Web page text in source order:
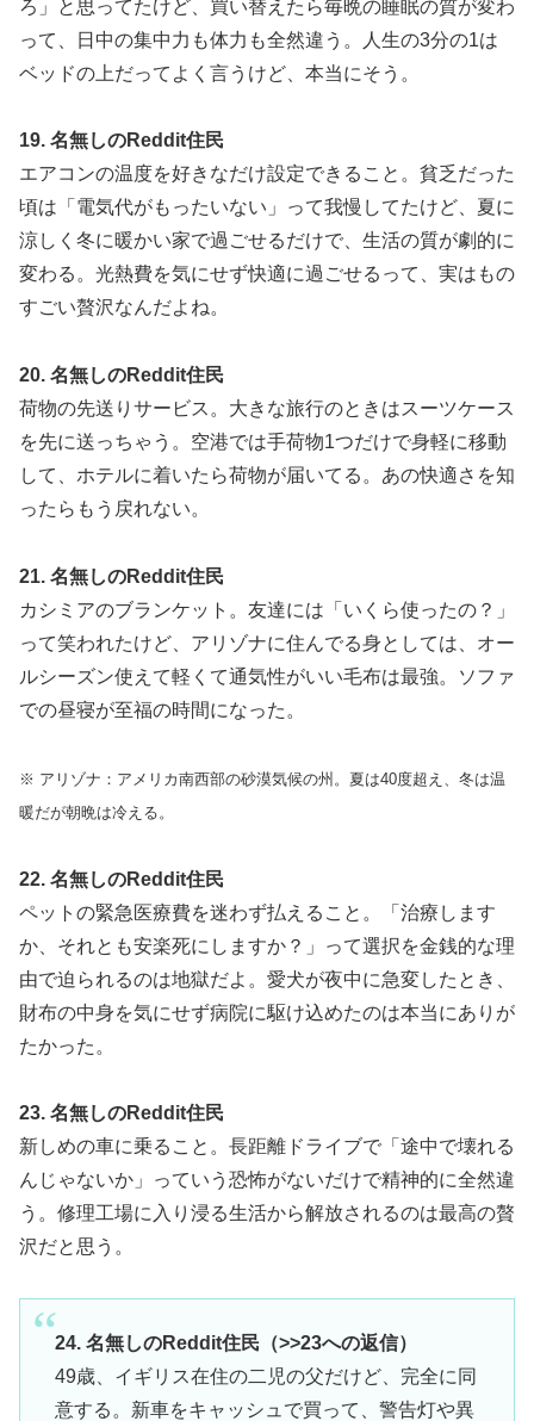
ろ」と思ってたけど、買い替えたら毎晩の睡眠の質が変わ
って、日中の集中力も体力も全然違う。人生の3分の1は
ベッドの上だってよく言うけど、本当にそう。
19. 名無しのReddit住民
エアコンの温度を好きなだけ設定できること。貧乏だった
頃は「電気代がもったいない」って我慢してたけど、夏に
涼しく冬に暖かい家で過ごせるだけで、生活の質が劇的に
変わる。光熱費を気にせず快適に過ごせるって、実はもの
すごい贅沢なんだよね。
20. 名無しのReddit住民
荷物の先送りサービス。大きな旅行のときはスーツケース
を先に送っちゃう。空港では手荷物1つだけで身軽に移動
して、ホテルに着いたら荷物が届いてる。あの快適さを知
ったらもう戻れない。
21. 名無しのReddit住民
カシミアのブランケット。友達には「いくら使ったの？」
って笑われたけど、アリゾナに住んでる身としては、オー
ルシーズン使えて軽くて通気性がいい毛布は最強。ソファ
での昼寝が至福の時間になった。
※ アリゾナ：アメリカ南西部の砂漠気候の州。夏は40度超え、冬は温
暖だが朝晩は冷える。
22. 名無しのReddit住民
ペットの緊急医療費を迷わず払えること。「治療します
か、それとも安楽死にしますか？」って選択を金銭的な理
由で迫られるのは地獄だよ。愛犬が夜中に急変したとき、
財布の中身を気にせず病院に駆け込めたのは本当にありが
たかった。
23. 名無しのReddit住民
新しめの車に乗ること。長距離ドライブで「途中で壊れる
んじゃないか」っていう恐怖がないだけで精神的に全然違
う。修理工場に入り浸る生活から解放されるのは最高の贅
沢だと思う。
24. 名無しのReddit住民（>>23への返信）
49歳、イギリス在住の二児の父だけど、完全に同
意する。新車をキャッシュで買って、警告灯や異